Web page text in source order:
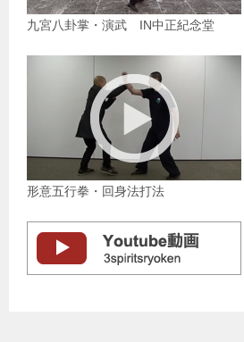
九宮八卦掌・演武 IN中正紀念堂
形意五行拳・回身法打法